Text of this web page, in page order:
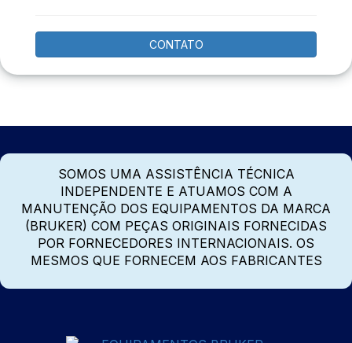
CONTATO
SOMOS UMA ASSISTÊNCIA TÉCNICA
INDEPENDENTE E ATUAMOS COM A
MANUTENÇÃO DOS EQUIPAMENTOS DA MARCA
(BRUKER) COM PEÇAS ORIGINAIS FORNECIDAS
POR FORNECEDORES INTERNACIONAIS. OS
MESMOS QUE FORNECEM AOS FABRICANTES